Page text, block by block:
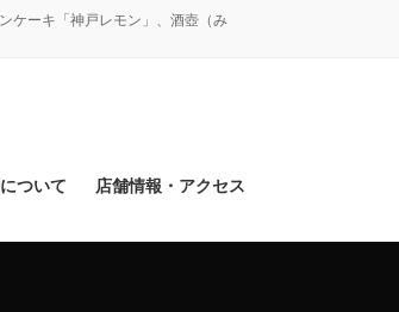
ケーキ「神戸レモン」、酒壺（み
ついて 店舗情報・アクセス